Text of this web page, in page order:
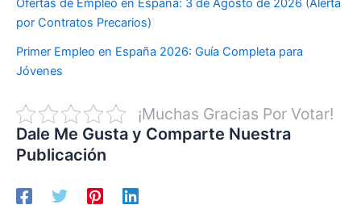
Ofertas de Empleo en España: 3 de Agosto de 2026 (Alerta
por Contratos Precarios)
Primer Empleo en España 2026: Guía Completa para
Jóvenes
¡Muchas Gracias Por Votar!
Dale Me Gusta y Comparte Nuestra
Publicación